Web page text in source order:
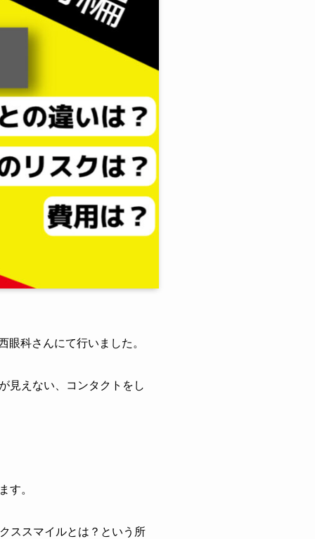
眼科さんにて行いました。
見えない、コンタクトをし
す。
ススマイルとは？という所